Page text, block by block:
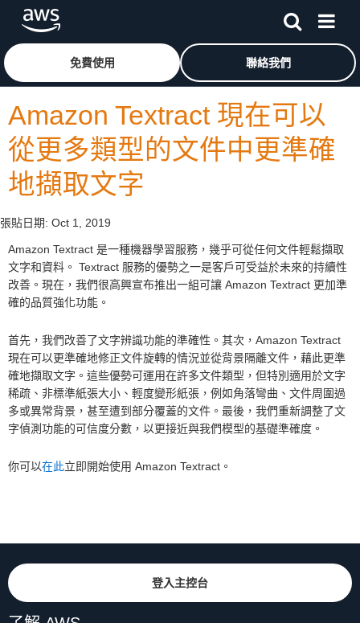
跳至主要內容按一下這裡可返回 Amazon Web Services 首頁
免費使用 聯絡我們
Amazon Textract 現在可以
從更多類型的文件中更準確
地擷取文字
張貼日期: Oct 1, 2019
Amazon Textract 是一種機器學習服務，幾乎可從任何文件輕鬆擷取
文字和資料。 Textract 服務的優勢之一是客戶可受益於未來的持續性
改善。現在，我們很高興宣布推出一組可讓 Amazon Textract 更加準
確的品質強化功能。
首先，我們改善了文字辨識功能的準確性。其次，Amazon Textract
現在可以更準確地修正文件旋轉的情況並從背景隔離文件，藉此更準
確地擷取文字。這些優勢可運用在許多文件類型，但特別適用於文字
稀疏、非標準紙張大小、輕度變形紙張，例如角落彎曲、文件周圍過
多或異常背景，甚至遭到部分覆蓋的文件。最後，我們重新調整了文
字偵測功能的可信度分數，以更接近與我們模型的基礎準確度。
你可以在此立即開始使用 Amazon Textract。
登入主控台